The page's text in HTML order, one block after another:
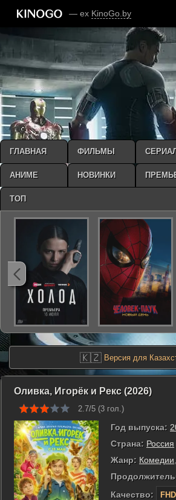
— ex KinoGo.by
🇰🇿 Версия для
Оливка, Игорёк и Рекс (2026)
2.7/5 (3 гол.)
Год выпуска:
Страна: Россия
Жанр: Комедии
Качество:
ГЛАВНАЯ ФИЛЬМЫ
АНИМЕ НОВИНКИ
ТОП